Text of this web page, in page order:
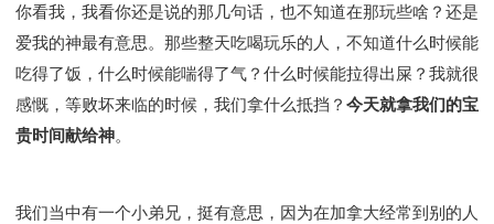
你看我，我看你还是说的那几句话，也不知道在那玩些啥？还是
爱我的神最有意思。那些整天吃喝玩乐的人，不知道什么时候能
吃得了饭，什么时候能喘得了气？什么时候能拉得出屎？我就很
感慨，等败坏来临的时候，我们拿什么抵挡？ 今天就拿我们的宝
贵时间献给神。
我们当中有一个小弟兄，挺有意思，因为在加拿大经常到别的人